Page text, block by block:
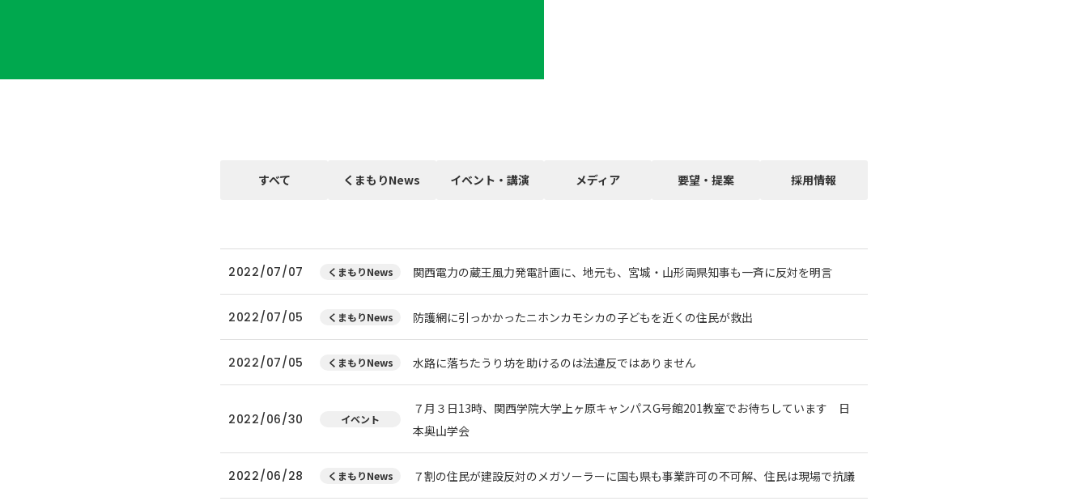
すべて くまもりNews イベント・講演 メディア 要望・提案 採用情報
2022/07/07 くまもりNews 関西電力の蔵王風力発電計画に、地元も、宮城・山形両県知事も一斉に反対を明言
2022/07/05 くまもりNews 防護網に引っかかったニホンカモシカの子どもを近くの住民が救出
2022/07/05 くまもりNews 水路に落ちたうり坊を助けるのは法違反ではありません
2022/06/30 イベント
７月３日13時、関西学院大学上ヶ原キャンパスG号館201教室でお待ちしています 日
本奥山学会
2022/06/28 くまもりNews ７割の住民が建設反対のメガソーラーに国も県も事業許可の不可解、住民は現場で抗議